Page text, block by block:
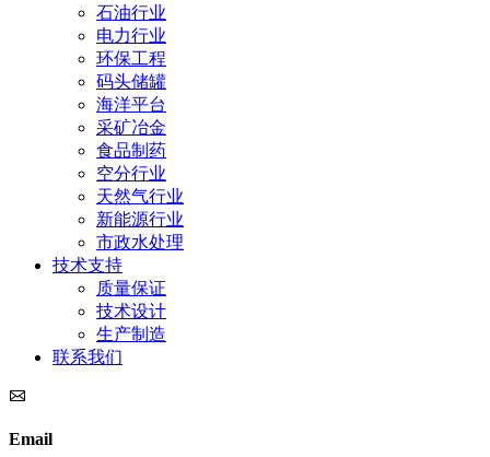
石油行业
电力行业
环保工程
码头储罐
海洋平台
采矿冶金
食品制药
空分行业
天然气行业
新能源行业
市政水处理
技术支持
质量保证
技术设计
生产制造
联系我们
Email